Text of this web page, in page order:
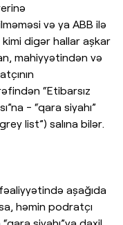
və ya ABB ilə
digər hallar aşkar
mahiyyətindən və
“Etibarsız
- “qara siyahı”
list”) salına bilər.
aşağıda
həmin podratçı